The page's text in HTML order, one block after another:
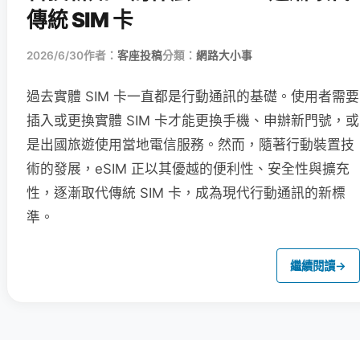
傳統 SIM 卡
2026/6/30作者： 客座投稿分類： 網路大小事
過去實體 SIM 卡一直都是行動通訊的基礎。使用者需要
插入或更換實體 SIM 卡才能更換手機、申辦新門號，或
是出國旅遊使用當地電信服務。然而，隨著行動裝置技
術的發展，eSIM 正以其優越的便利性、安全性與擴充
性，逐漸取代傳統 SIM 卡，成為現代行動通訊的新標
準。
繼續閱讀→